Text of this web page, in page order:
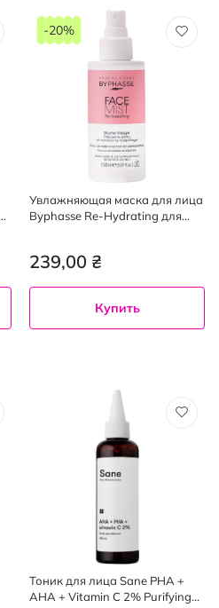
Увлажняющая маска для лица
Byphasse Re-Hydrating для
239,00 ₴
-20%
Купить
Тоник для лица Sane PHA +
AHA + Vitamin C 2% Purifying